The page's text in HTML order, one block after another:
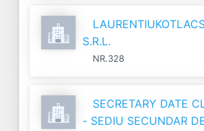
S.R.L.
NR.328
SECRETARY DATE
- SEDIU SECUNDAR